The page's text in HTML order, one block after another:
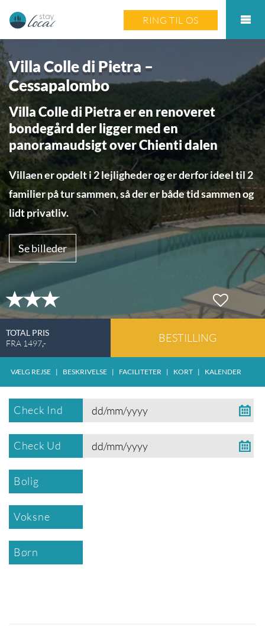
RING TIL OS
Villa Colle di Pietra –
Cessapalombo
Villa Colle di Pietra er en renoveret
bondegård der ligger med en
panoramaudsigt over Chienti dalen
Villaen er opdelt i 2 lejligheder og er derfor ideel til 2
familier på tur sammen, så der er både tid sammen og
lidt privatliv.
Se billeder
TOTAL PRIS
FRA 1497,- BESTILLING
VÆLG REJSE | BESKRIVELSE | FACILITETER | KORT | KALENDER
Check Ind
Check Ud
Bolig
Voksne
Børn